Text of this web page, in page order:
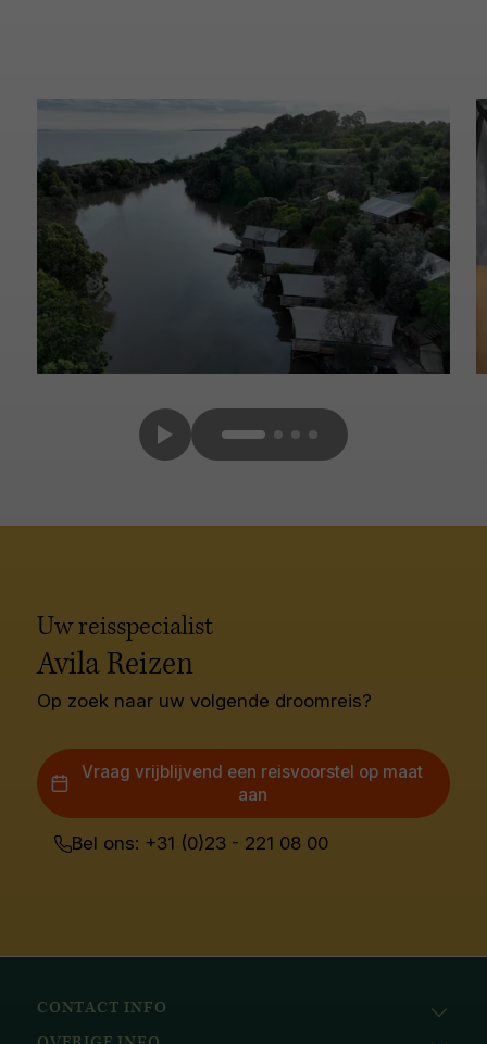
Uw reisspecialist
Avila Reizen
Op zoek naar uw volgende droomreis?
Vraag vrijblijvend een reisvoorstel op maat
aan
Bel ons: +31 (0)23 - 221 08 00
CONTACT INFO